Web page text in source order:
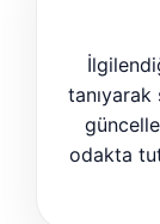
tanıyarak
odakta